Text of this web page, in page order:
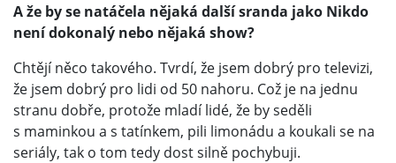
A že by se natáčela nějaká další sranda jako Nikdo
není dokonalý nebo nějaká show?
Chtějí něco takového. Tvrdí, že jsem dobrý pro televizi,
že jsem dobrý pro lidi od 50 nahoru. Což je na jednu
stranu dobře, protože mladí lidé, že by seděli
s maminkou a s tatínkem, pili limonádu a koukali se na
seriály, tak o tom tedy dost silně pochybuji.